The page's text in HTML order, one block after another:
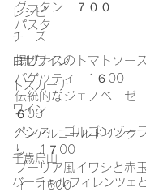
レシピ
チーズ
ロゼワイン
トスカーナ
ワイン
ノンアルコールドリンク
千歳烏山
バーチャルフィレンツェ
グラタン　７００
パスタ
揚げナスのトマトソー
パゲッティ　1６00
伝統的なジェノベーゼ
６00
ペンネ　ゴルゴンゾー
り　1７00
プーリア風イワシと赤
ィ　1600